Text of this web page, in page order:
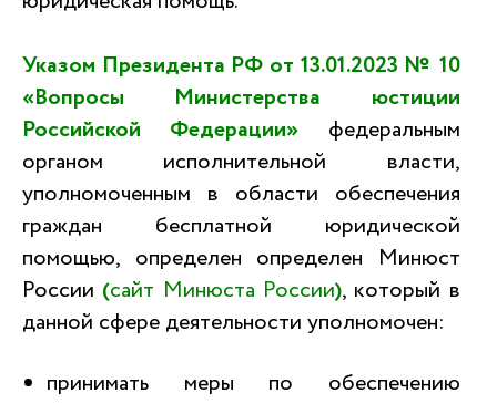
Указом Президента РФ от 13.01.2023 № 10
«Вопросы Министерства юстиции
Российской Федерации»федеральным
органом исполнительной власти,
уполномоченным в области обеспечения
граждан бесплатной юридической
помощью, определен определен Минюст
России (сайт Минюста России), который в
данной сфере деятельности уполномочен:
принимать меры по обеспечению